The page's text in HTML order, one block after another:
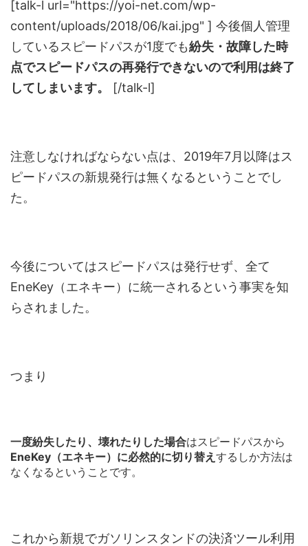
[talk-l url="https://yoi-net.com/wp-
content/uploads/2018/06/kai.jpg" ] 今後個人管理
しているスピードパスが1度でも紛失・故障した時
点でスピードパスの再発行できないので利用は終了
してしまいます。
[/talk-l]
注意しなければならない点は、2019年7月以降はス
ピードパスの新規発行は無くなるということでし
た。
今後についてはスピードパスは発行せず、全て
EneKey（エネキー）に統一されるという事実を知
らされました。
つまり
一度紛失したり、壊れたりした場合はスピードパスから
EneKey（エネキー）に必然的に切り替え するしか方法は
なくなるということです。
これから新規でガソリンスタンドの決済ツール利用